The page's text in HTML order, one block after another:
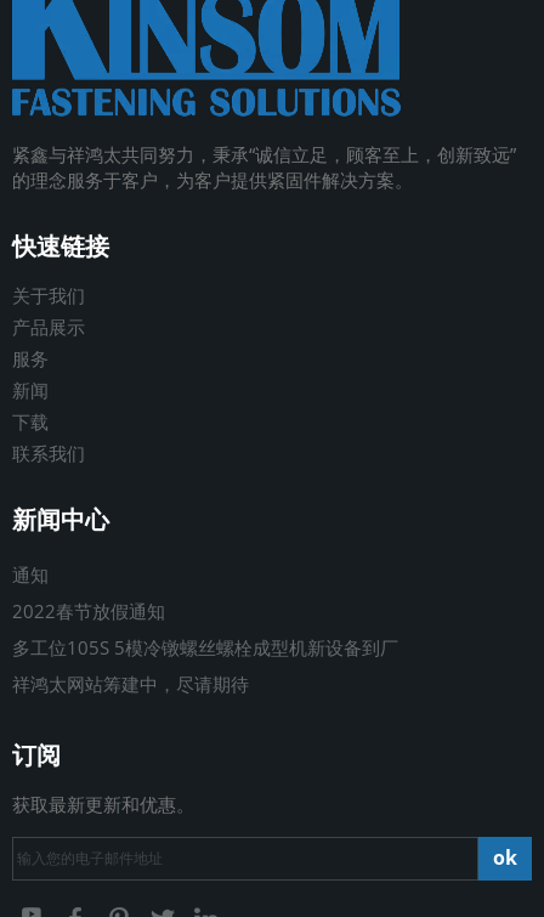
紧鑫与祥鸿太共同努力，秉承“诚信立足，顾客至上，创新致远”
的理念服务于客户，为客户提供紧固件解决方案。
快速链接
关于我们
产品展示
服务
新闻
下载
联系我们
新闻中心
通知
2022春节放假通知
多工位105S 5模冷镦螺丝螺栓成型机新设备到厂
祥鸿太网站筹建中，尽请期待
订阅
获取最新更新和优惠。
ok